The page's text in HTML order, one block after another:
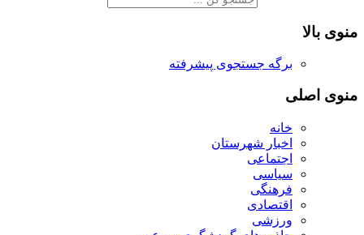
منوی بالا
برگه جستجوی پیشرفته
منوی اصلی
خانه
اخبار شهرستان
اجتماعی
سیاسی
فرهنگی
اقتصادی
ورزشی